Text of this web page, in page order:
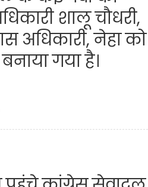
शालू चौधरी,
अधिकारी, नेहा को
गया है।